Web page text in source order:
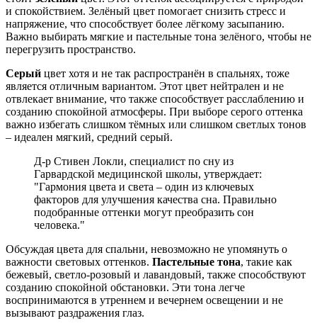
и спокойствием. Зелёный цвет помогает снизить стресс и
напряжение, что способствует более лёгкому засыпанию.
Важно выбирать мягкие и пастельные тона зелёного, чтобы не
перегрузить пространство.
Серый цвет хотя и не так распространён в спальнях, тоже
является отличным вариантом. Этот цвет нейтрален и не
отвлекает внимание, что также способствует расслаблению и
созданию спокойной атмосферы. При выборе серого оттенка
важно избегать слишком тёмных или слишком светлых тонов
– идеален мягкий, средний серый.
Д-р Стивен Локли, специалист по сну из
Гарвардской медицинской школы, утверждает:
"Гармония цвета и света – один из ключевых
факторов для улучшения качества сна. Правильно
подобранные оттенки могут преобразить сон
человека."
Обсуждая цвета для спальни, невозможно не упомянуть о
важности световых оттенков. Пастельные тона, такие как
бежевый, светло-розовый и лавандовый, также способствуют
созданию спокойной обстановки. Эти тона легче
воспринимаются в утреннем и вечернем освещении и не
вызывают раздражения глаз.